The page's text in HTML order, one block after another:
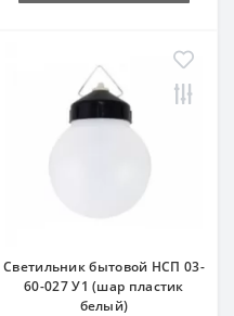
Светильник бытовой НСП 03-
60-027 У1 (шар пластик
белый)